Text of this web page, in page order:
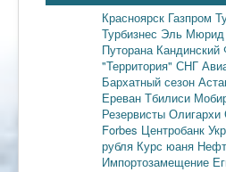
Красноярск Газпром
Турбизнес Эль Мюрид
Путорана Кандинский
"Территория" СНГ
Бархатный сезон
Ереван Тбилиси
Резервисты Олигархи
Forbes Центробанк
рубля Курс юаня
Импортозамещение